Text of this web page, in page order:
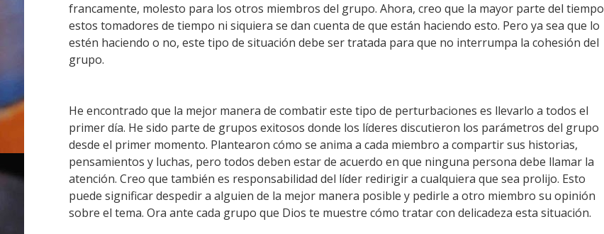
francamente, molesto para los otros miembros del grupo.Ahora, creo que la mayor parte del tiempo
estos tomadores de tiempo ni siquiera se dan cuenta de que están haciendo esto. Pero ya sea que lo
estén haciendo o no, este tipo de situación debe ser tratada para que no interrumpa la cohesión del
grupo.
He encontrado que la mejor manera de combatir este tipo de perturbaciones es llevarlo a todos el
primer día. He sido parte de grupos exitosos donde los líderes discutieron los parámetros del grupo
desde el primer momento. Plantearon cómo se anima a cada miembro a compartir sus historias,
pensamientos y luchas, pero todos deben estar de acuerdo en que ninguna persona debe llamar la
atención.Creo que también es responsabilidad del líder redirigir a cualquiera que sea prolijo. Esto
puede significar despedir a alguien de la mejor manera posible y pedirle a otro miembro su opinión
sobre el tema.Ora ante cada grupo que Dios te muestre cómo tratar con delicadeza esta situación.